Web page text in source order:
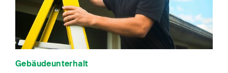
Gebäudeunterhalt